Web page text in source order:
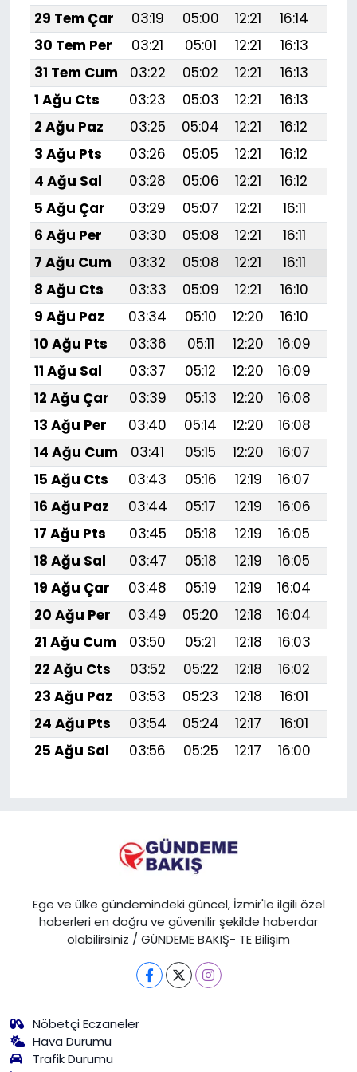
29 Tem Çar
03:19 05:00 12:21 16:14
30 Tem Per
03:21 05:01 12:21 16:13
31 Tem Cum
03:22 05:02 12:21 16:13
1 Ağu Cts
03:23 05:03 12:21 16:13
2 Ağu Paz
03:25 05:04 12:21 16:12
3 Ağu Pts
03:26 05:05 12:21 16:12
4 Ağu Sal
03:28 05:06 12:21 16:12
5 Ağu Çar
03:29 05:07 12:21 16:11
6 Ağu Per
03:30 05:08 12:21 16:11
7 Ağu Cum
03:32 05:08 12:21 16:11
8 Ağu Cts
03:33 05:09 12:21 16:10
9 Ağu Paz
03:34 05:10 12:20 16:10
10 Ağu Pts
03:36 05:11 12:20 16:09
11 Ağu Sal
03:37 05:12 12:20 16:09
12 Ağu Çar
03:39 05:13 12:20 16:08
13 Ağu Per
03:40 05:14 12:20 16:08
14 Ağu Cum
03:41 05:15 12:20 16:07
15 Ağu Cts
03:43 05:16 12:19 16:07
16 Ağu Paz
03:44 05:17 12:19 16:06
17 Ağu Pts
03:45 05:18 12:19 16:05
18 Ağu Sal
03:47 05:18 12:19 16:05
19 Ağu Çar
03:48 05:19 12:19 16:04
20 Ağu Per
03:49 05:20 12:18 16:04
21 Ağu Cum
03:50 05:21 12:18 16:03
22 Ağu Cts
03:52 05:22 12:18 16:02
23 Ağu Paz
03:53 05:23 12:18 16:01
24 Ağu Pts
03:54 05:24 12:17 16:01
25 Ağu Sal
03:56 05:25 12:17 16:00
Ege ve ülke gündemindeki güncel, İzmir'le ilgili özel
haberleri en doğru ve güvenilir şekilde haberdar
olabilirsiniz / GÜNDEME BAKIŞ- TE Bilişim
Nöbetçi Eczaneler
Hava Durumu
Trafik Durumu